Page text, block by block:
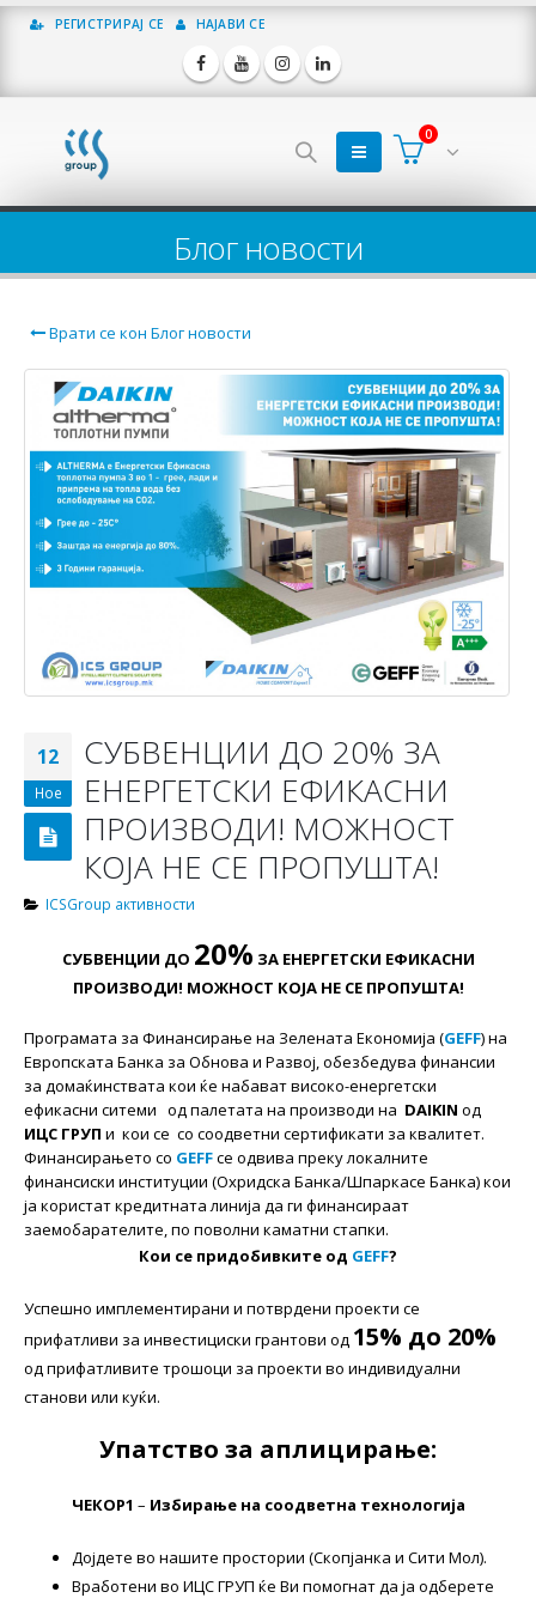
РЕГИСТРИРАЈ СЕ НАЈАВИ СЕ
0
Блог новости
Врати се кон Блог новости
12
Ное
СУБВЕНЦИИ ДО 20% ЗА
ЕНЕРГЕТСКИ ЕФИКАСНИ
ПРОИЗВОДИ! МОЖНОСТ
КОЈА НЕ СЕ ПРОПУШТА!
ICSGroup активности
СУБВЕНЦИИ ДО 20% ЗА ЕНЕРГЕТСКИ ЕФИКАСНИ
ПРОИЗВОДИ! МОЖНОСТ КОЈА НЕ СЕ ПРОПУШТА!
Програмата за Финансирање на Зелената Економија (GEFF) на
Европската Банка за Обнова и Развој, обезбедува финансии
за домаќинствата кои ќе набават високо-енергетски
ефикасни ситеми од палетата на производи на DAIKIN од
ИЦС ГРУП и кои се со соодветни сертификати за квалитет.
Финансирањето со GEFFсе одвива преку локалните
финансиски институции (Охридска Банка/Шпаркасе Банка) кои
ја користат кредитната линија да ги финансираат
заемобарателите, по поволни каматни стапки.
Кои се придобивките од GEFF?
Успешно имплементирани и потврдени проекти се
прифатливи за инвестициски грантови од 15% до 20%
од прифатливите трошоци за проекти во индивидуални
станови или куќи.
Упатство за аплицирање:
ЧЕКОР1 – Избирање на соодветна технологија
Дојдете во нашите простории (Скопјанка и Сити Мол).
Вработени во ИЦС ГРУП ќе Ви помогнат да ја одберете